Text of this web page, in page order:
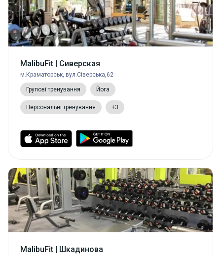
MalibuFit | Сиверская
м.Краматорськ, вул.Сіверська,62
Групові тренування Йога
Персональні тренування +3
MalibuFit | Шкадинова